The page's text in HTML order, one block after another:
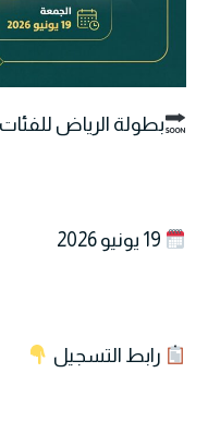
بطولة الرياض
رابط التسجيل